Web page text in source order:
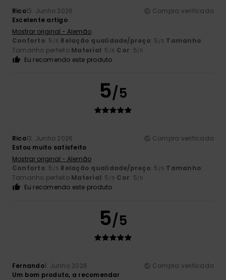
Rico13. Junho 2026
Compra verificada
Excelente artigo
Mostrar original - Alemão
Conforto: 5 /5 Relação qualidade/preço: 5 /5 Tamanho:
Tamanho perfeito Material: 5 /5 Cor: 5/5
Eu recomendo este produto
5/5
Rico13. Junho 2026
Compra verificada
Estou muito satisfeito
Mostrar original - Alemão
Conforto: 5 /5 Relação qualidade/preço: 5 /5 Tamanho:
Tamanho perfeito Material: 5 /5 Cor: 5/5
Eu recomendo este produto
5/5
Fernando1. Junho 2026
Compra verificada
Um bom produto, a recomendar